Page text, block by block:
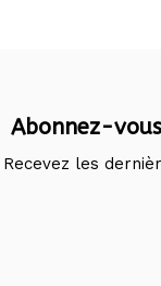
Abonnez-
Recevez les